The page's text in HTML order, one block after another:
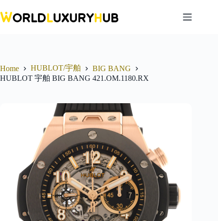
to
content
Home HUBLOT/宇舶
BIG BANG
HUBLOT 宇舶 BIG BANG 421.OM.1180.RX